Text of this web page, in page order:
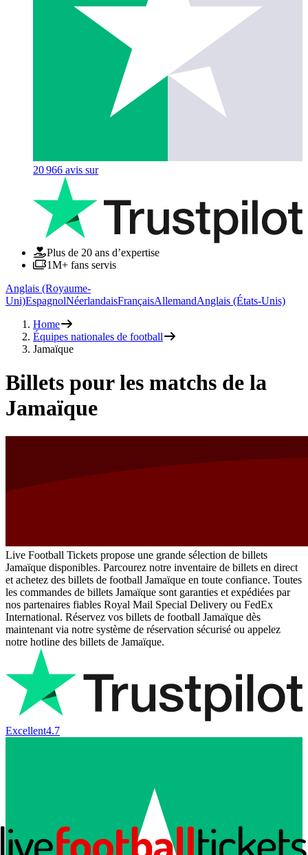
20 966 avis sur
Plus de 20 ans d’expertise
1M+ fans servis
Anglais (Royaume-
Uni)EspagnolNéerlandaisFrançaisAllemandAnglais (États-Unis)
Home
Équipes nationales de football
Jamaïque
Billets pour les matchs de la
Jamaïque
Live Football Tickets propose une grande sélection de billets
Jamaïque disponibles. Parcourez notre inventaire de billets en direct
et achetez des billets de football Jamaïque en toute confiance. Toutes
les commandes de billets Jamaïque sont garanties et expédiées par
nos partenaires fiables Royal Mail Special Delivery ou FedEx
International. Réservez vos billets de football Jamaïque dès
maintenant via notre système de réservation sécurisé ou appelez
notre hotline des billets de Jamaïque.
Excellent4.7